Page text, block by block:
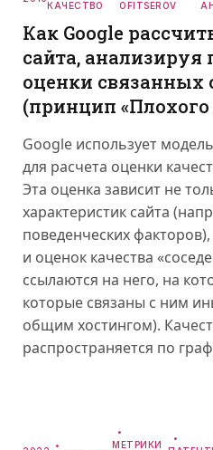
КАЧЕСТВО OFITSEROV
Как Google
сайта, анализируя
оценки связанных
(принцип «Плохого
Google использует
для расчета оценки
Эта оценка зависит не
характеристик сайта
поведенческих
и оценок качества
ссылаются на него, на
которые связаны с ним
общим хостингом).
распространяется по
МЕТРИКИ